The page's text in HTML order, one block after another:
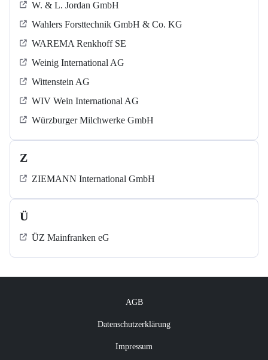
W. & L. Jordan GmbH
Wahlers Forsttechnik GmbH & Co. KG
WAREMA Renkhoff SE
Weinig International AG
Wittenstein AG
WIV Wein International AG
Würzburger Milchwerke GmbH
Z
ZIEMANN International GmbH
Ü
ÜZ Mainfranken eG
AGB
Datenschutzerklärung
Impressum